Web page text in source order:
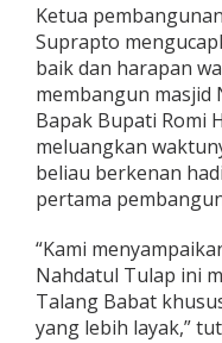
a
n
M
e
s
j
i
d
N
a
h
d
a
t
u
Ketua
Suprapto
baik dan harapan
membangun masjid
Bapak Bupati Romi
meluangkan
beliau berkenan
pertama
“Kami
Nahdatul Tulap ini
Talang Babat
yang lebih layak,”